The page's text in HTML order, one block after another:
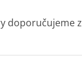
doporučujeme